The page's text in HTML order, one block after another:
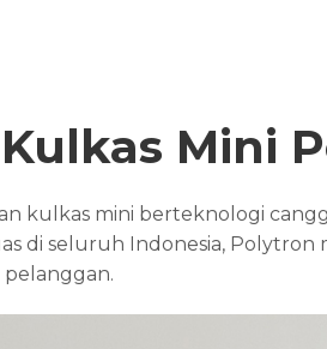
Mini
mini berteknologi
di seluruh Indonesia, Polytron
pelanggan.